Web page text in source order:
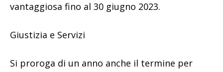
vantaggiosa fino al 30 giugno 2023.
Giustizia e Servizi
Si proroga di un anno anche il termine per